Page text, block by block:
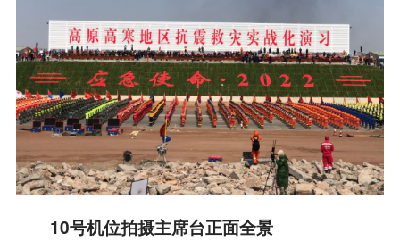
10号机位拍摄主席台正面全景